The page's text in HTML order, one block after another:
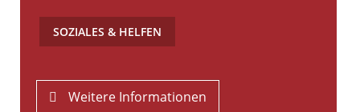
SOZIALES & HELFEN
Weitere Informationen